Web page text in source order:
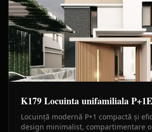
K179 Locuinta unifamiliala P+1E
Locuință modernă P+1 compactă și
design minimalist, compartimentare